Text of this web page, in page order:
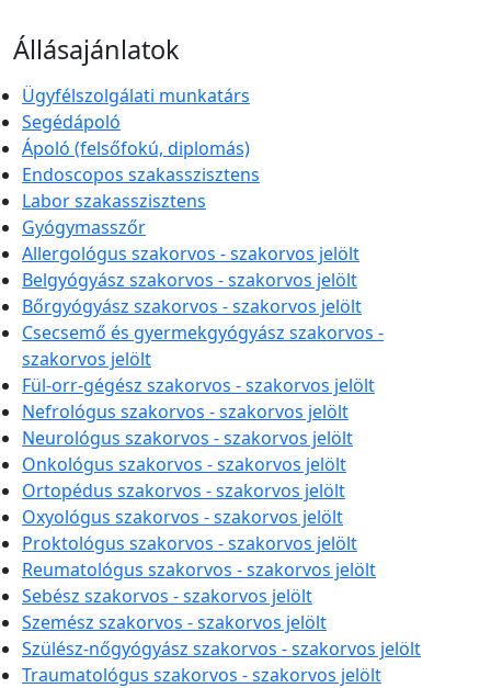
Állásajánlatok
Ügyfélszolgálati munkatárs
Segédápoló
Ápoló (felsőfokú, diplomás)
Endoscopos szakasszisztens
Labor szakasszisztens
Gyógymasszőr
Allergológus szakorvos - szakorvos jelölt
Belgyógyász szakorvos - szakorvos jelölt
Bőrgyógyász szakorvos - szakorvos jelölt
Csecsemő és gyermekgyógyász szakorvos -
szakorvos jelölt
Fül-orr-gégész szakorvos - szakorvos jelölt
Nefrológus szakorvos - szakorvos jelölt
Neurológus szakorvos - szakorvos jelölt
Onkológus szakorvos - szakorvos jelölt
Ortopédus szakorvos - szakorvos jelölt
Oxyológus szakorvos - szakorvos jelölt
Proktológus szakorvos - szakorvos jelölt
Reumatológus szakorvos - szakorvos jelölt
Sebész szakorvos - szakorvos jelölt
Szemész szakorvos - szakorvos jelölt
Szülész-nőgyógyász szakorvos - szakorvos jelölt
Traumatológus szakorvos - szakorvos jelölt